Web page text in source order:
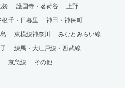
袋 護国寺・茗荷谷
上野
根千・日暮里
神田・神保町
東横線神奈川
みなとみらい線
練馬・大江戸線・西武線
京急線 その他